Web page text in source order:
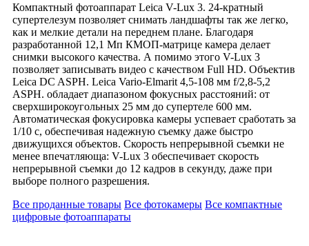
Компактный фотоаппарат Leica V-Lux 3. 24-кратный
супертелезум позволяет снимать ландшафты так же легко,
как и мелкие детали на переднем плане. Благодаря
разработанной 12,1 Мп КМОП-матрице камера делает
снимки высокого качества. А помимо этого V-Lux 3
позволяет записывать видео с качеством Full HD. Объектив
Leica DC ASPH. Leica Vario-Elmarit 4,5-108 мм f/2,8-5,2
ASPH. обладает диапазоном фокусных расстояний: от
сверхширокоугольных 25 мм до супертеле 600 мм.
Автоматическая фокусировка камеры успевает сработать за
1/10 с, обеспечивая надежную съемку даже быстро
движущихся объектов. Скорость непрерывной съемки не
менее впечатляюща: V-Lux 3 обеспечивает скорость
непрерывной съемки до 12 кадров в секунду, даже при
выборе полного разрешения.
Все проданные товары Все фотокамеры Все компактные
цифровые фотоаппараты